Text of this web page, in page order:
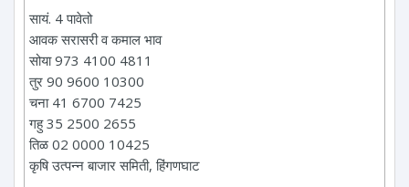
सायं. 4 पावेतो
आवक सरासरी व कमाल भाव
सोया 973 4100 4811
तुर 90 9600 10300
चना 41 6700 7425
गहु 35 2500 2655
तिळ 02 0000 10425
कृषि उत्पन्न बाजार समिती, हिंगणघाट